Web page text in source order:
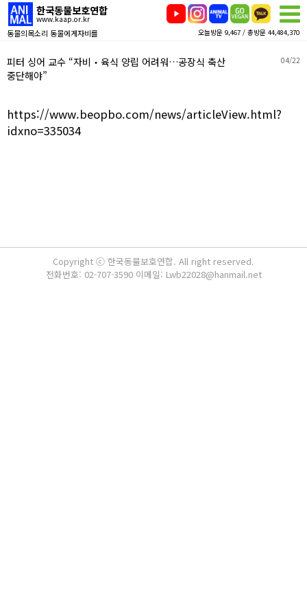
한국동물보호연합
www.kaap.or.kr
동물의목소리 동물에게자비를 오늘방문 9,467 / 총방문 44,484,370
피터 싱어 교수 “자비‧육식 양립 어려워…공장식 축산
중단해야”
04/22
https://www.beopbo.com/news/articleView.html?
idxno=335034
Copyright ⓒ 한국동물보호연합. All right reserved.
전화번호: 02-707-3590 이메일: Lwb22028@hanmail.net